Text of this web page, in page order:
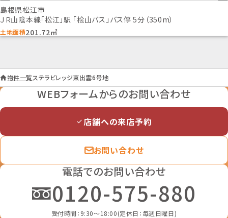
引渡し
指定有
取引態様
次回更新予定日
2026年03月23日
島根県松江市
ＪＲ山陰本線「松江」駅 「桧山バス」バス停 5分（350m）
土地面積201.72㎡
物件一覧ステラビレッジ東出雲6号地
電話でのお問い合わせ
0120-575-880
受付時間：9:30～18:00(定休日：毎週日曜日)
WEBフォームからのお問い合わせ
お問い合わせ
店舗への来店予約